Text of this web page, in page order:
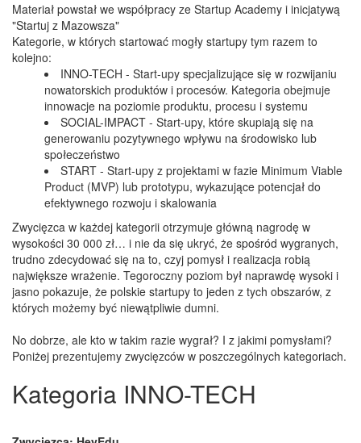
Materiał powstał we współpracy ze Startup Academy i inicjatywą
"Startuj z Mazowsza"
Kategorie, w których startować mogły startupy tym razem to
kolejno:
INNO-TECH - Start-upy specjalizujące się w rozwijaniu
nowatorskich produktów i procesów. Kategoria obejmuje
innowacje na poziomie produktu, procesu i systemu
SOCIAL-IMPACT - Start-upy, które skupiają się na
generowaniu pozytywnego wpływu na środowisko lub
społeczeństwo
START - Start-upy z projektami w fazie Minimum Viable
Product (MVP) lub prototypu, wykazujące potencjał do
efektywnego rozwoju i skalowania
Zwycięzca w każdej kategorii otrzymuje główną nagrodę w
wysokości 30 000 zł… i nie da się ukryć, że spośród wygranych,
trudno zdecydować się na to, czyj pomysł i realizacja robią
największe wrażenie. Tegoroczny poziom był naprawdę wysoki i
jasno pokazuje, że polskie startupy to jeden z tych obszarów, z
których możemy być niewątpliwie dumni.
No dobrze, ale kto w takim razie wygrał? I z jakimi pomysłami?
Poniżej prezentujemy zwycięzców w poszczególnych kategoriach.
Kategoria INNO-TECH